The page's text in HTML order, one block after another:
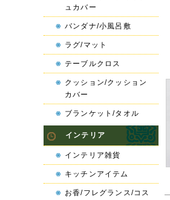
ュカバー
バンダナ/小風呂敷
ラグ/マット
テーブルクロス
クッション/クッション
カバー
ブランケット/タオル
インテリア
インテリア雑貨
キッチンアイテム
お香/フレグランス/コス